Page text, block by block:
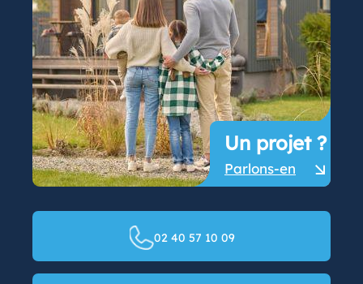
Un projet ?
Parlons-en
02 40 57 10 09